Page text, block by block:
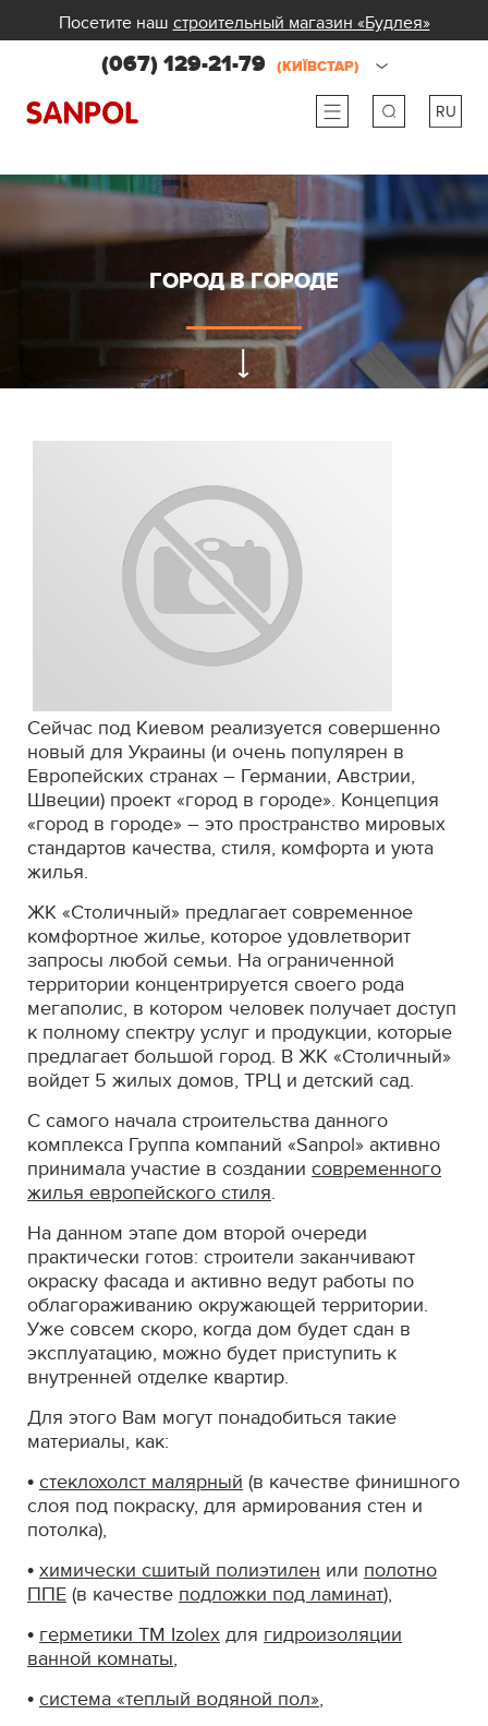
Посетите наш строительный магазин «Будлея»
(067) 129-21-79 (КИЇВСТАР)
RU
ua
ГОРОД В ГОРОДЕ
Сейчас под Киевом реализуется совершенно
новый для Украины (и очень популярен в
Европейских странах – Германии, Австрии,
Швеции) проект «город в городе». Концепция
«город в городе» – это пространство мировых
стандартов качества, стиля, комфорта и уюта
жилья.
ЖК «Столичный» предлагает современное
комфортное жилье, которое удовлетворит
запросы любой семьи. На ограниченной
территории концентрируется своего рода
мегаполис, в котором человек получает доступ
к полному спектру услуг и продукции, которые
предлагает большой город. В ЖК «Столичный»
войдет 5 жилых домов, ТРЦ и детский сад.
С самого начала строительства данного
комплекса Группа компаний «Sanpol» активно
принимала участие в создании современного
жилья европейского стиля.
На данном этапе дом второй очереди
практически готов: строители заканчивают
окраску фасада и активно ведут работы по
облагораживанию окружающей территории.
Уже совсем скоро, когда дом будет сдан в
эксплуатацию, можно будет приступить к
внутренней отделке квартир.
Для этого Вам могут понадобиться такие
материалы, как:
• стеклохолст малярный (в качестве финишного
слоя под покраску, для армирования стен и
потолка),
• химически сшитый полиэтилен или полотно
ППЕ (в качестве подложки под ламинат),
• герметики ТМ Izolex для гидроизоляции
ванной комнаты,
• система «теплый водяной пол»,